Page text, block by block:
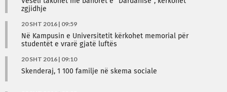
zgjidhje
20 SHT 2016 | 09:59
Në Kampusin e Universitetit kërkohet memorial për
studentët e vrarë gjatë luftës
20 SHT 2016 | 09:10
Skenderaj, 1 100 familje në skema sociale